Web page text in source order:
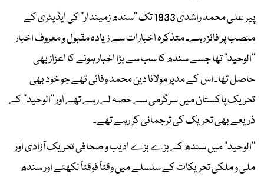
پیر علی محمد راشدی 1933 تک ’’سندھ زمیندار‘‘ کی ایڈیٹری کے
منصب پر فائز رہے۔ متذکرہ اخبارات سے زیادہ مقبول و معروف اخبار
’’الوحید‘‘ تھا جسے سندھ کا سب سے بڑا اخبار ہونے کا اعزاز بھی
حاصل تھا۔ اس کے مدیر مولانا دین محمد وفائی تھے جو خود بھی
تحریک پاکستان میں سرگرمی سے حصہ لے رہے تھے اور ’’الوحید‘‘ کے
ذریعے بھی تحریک کی ترجمانی کر رہے تھے۔
’’الوحید‘‘ میں سندھ کے بڑے بڑے ادیب و صحافی تحریک آزادی اور
ملی و ملکی تحریکات کے سلسلے میں وقتاً فوقتاً لکھتے اور سندھ